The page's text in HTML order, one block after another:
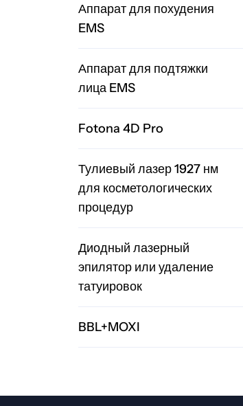
Аппарат для похудения
EMS
Аппарат для подтяжки
лица EMS
Fotona 4D Pro
Тулиевый лазер 1927 нм
для косметологических
процедур
Диодный лазерный
эпилятор или удаление
татуировок
BBL+MOXI